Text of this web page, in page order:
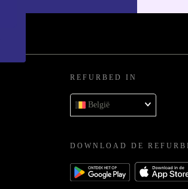
REFURBED IN
België
DOWNLOAD DE